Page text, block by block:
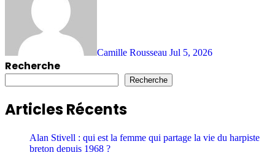
Camille Rousseau Jul 5, 2026
Recherche
Recherche
Articles Récents
Alan Stivell : qui est la femme qui partage la vie du harpiste
breton depuis 1968 ?